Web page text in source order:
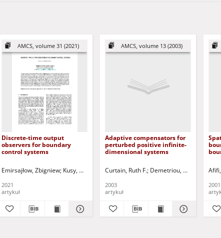
- red. ) Kimmel, Marek - red. Lachowicz, Mirosław - red. Świerniak, Andrzej -
AMCS, volume 31 (2021)
Discrete-time output
observers for boundary
control systems
Emirsajłow, Zbigniew Kusy, Maciej - ed. Scherer, Rafał - ed. Krzyżak, Adam -
2021
artykuł
AMCS, volume 13 (2003)
Adaptive compensators for
perturbed positive infinite-
dimensional systems
Curtain, Ruth F. Demetriou, Michael A.
2003
artykuł
2001